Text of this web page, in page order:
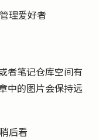
理爱好者
者笔记仓库空间有
中的图片会保持远
后看